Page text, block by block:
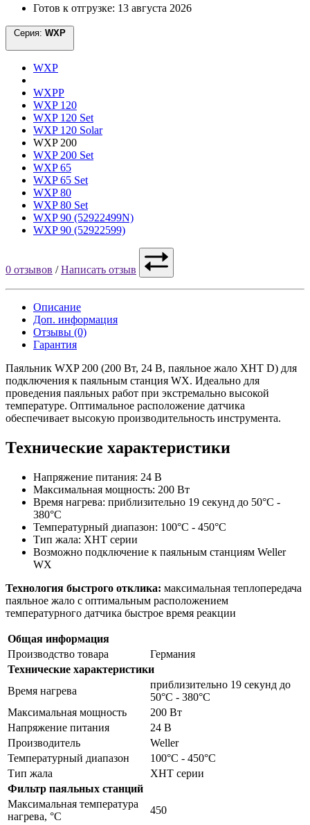
Готов к отгрузке: 13 августа 2026
Серия:
WXP
WXPP
WXP 120
WXP 120 Set
WXP 120 Solar
WXP 200
WXP 200 Set
WXP 65
WXP 65 Set
WXP 80
WXP 80 Set
WXP 90 (52922499N)
WXP 90 (52922599)
0 отзывов /Написать отзыв
Описание
Доп. информация
Отзывы (0)
Гарантия
Паяльник WXP 200 (200 Вт, 24 В, паяльное жало XHT D) для
подключения к паяльным станция WX. Идеально для
проведения паяльных работ при экстремально высокой
температуре. Оптимальное расположение датчика
обеспечивает высокую производительность инструмента.
Технические характеристики
Напряжение питания: 24 В
Максимальная мощность: 200 Вт
Время нагрева: приблизительно 19 секунд до 50°C -
380°C
Температурный диапазон: 100°C - 450°C
Тип жала: XHT серии
Возможно подключение к паяльным станциям Weller
WX
Технология быстрого отклика: максимальная теплопередача
паяльное жало с оптимальным расположением
температурного датчика быстрое время реакции
Общая информация
Производство товара
Германия
Технические характеристики
Время нагрева
приблизительно 19 секунд до
50°C - 380°C
Максимальная мощность
200 Вт
Напряжение питания
24 В
Производитель
Weller
Температурный диапазон
100°C - 450°C
Тип жала
XHT серии
Фильтр паяльных станций
Максимальная температура
нагрева, °C
450